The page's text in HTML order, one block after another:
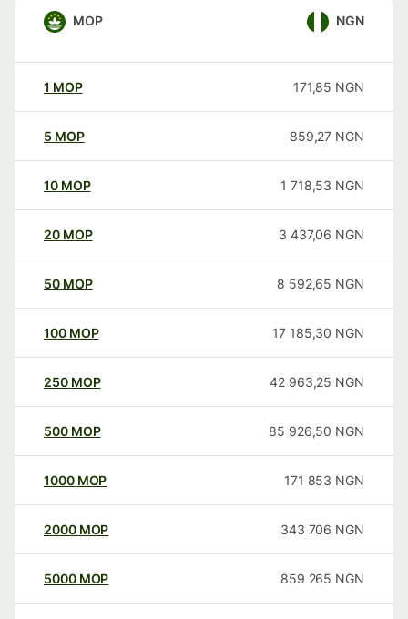
MOP NGN
1 MOP 171,85 NGN
5 MOP 859,27 NGN
10 MOP 1 718,53 NGN
20 MOP 3 437,06 NGN
50 MOP 8 592,65 NGN
100 MOP 17 185,30 NGN
250 MOP 42 963,25 NGN
500 MOP 85 926,50 NGN
1000 MOP 171 853 NGN
2000 MOP 343 706 NGN
5000 MOP 859 265 NGN